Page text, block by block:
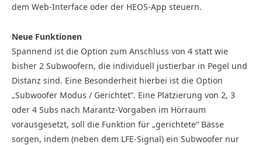
dem Web-Interface oder der HEOS-App steuern.
Neue Funktionen
Spannend ist die Option zum Anschluss von 4 statt wie
bisher 2 Subwoofern, die individuell justierbar in Pegel und
Distanz sind. Eine Besonderheit hierbei ist die Option
„Subwoofer Modus / Gerichtet“. Eine Platzierung von 2, 3
oder 4 Subs nach Marantz-Vorgaben im Hörraum
vorausgesetzt, soll die Funktion für „gerichtete“ Bässe
sorgen, indem (neben dem LFE-Signal) ein Subwoofer nur